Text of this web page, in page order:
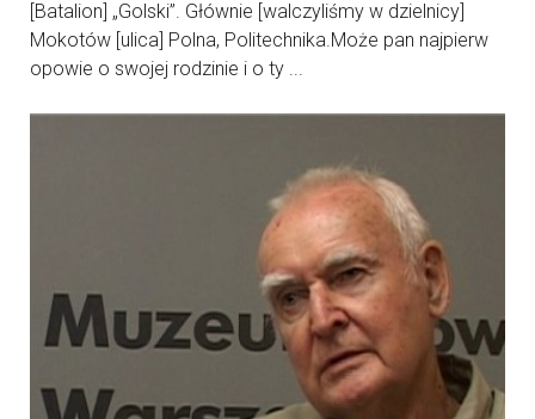
[Batalion] „Golski”. Głównie [walczyliśmy w dzielnicy]
Mokotów [ulica] Polna, Politechnika.Może pan najpierw
opowie o swojej rodzinie i o ty ...